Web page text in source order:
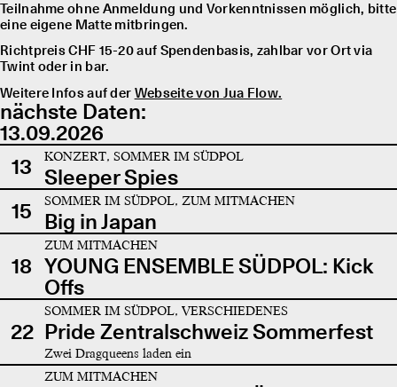
Teilnahme ohne Anmeldung und Vorkenntnissen möglich, bitte
eine eigene Matte mitbringen.
Richtpreis CHF 15-20 auf Spendenbasis, zahlbar vor Ort via
Twint oder in bar.
Weitere Infos auf der Webseite von Jua Flow.
nächste Daten:
13.09.2026
13
KONZERT, SOMMER IM SÜDPOL
Sleeper Spies
15
SOMMER IM SÜDPOL, ZUM MITMACHEN
Big in Japan
18
ZUM MITMACHEN
YOUNG ENSEMBLE SÜDPOL: Kick
Offs
22
SOMMER IM SÜDPOL, VERSCHIEDENES
Pride Zentralschweiz Sommerfest
Zwei Dragqueens laden ein
ZUM MITMACHEN